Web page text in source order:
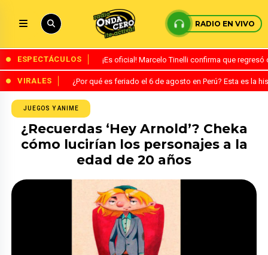
RADIO EN VIVO
ESPECTÁCULOS ¡Es oficial! Marcelo Tinelli confirma que
VIRALES ¿Por qué es feriado el 6 de agosto en Perú? Esta es la
JUEGOS Y ANIME
¿Recuerdas ‘Hey Arnold’? Cheka
cómo lucirían los personajes a la
edad de 20 años